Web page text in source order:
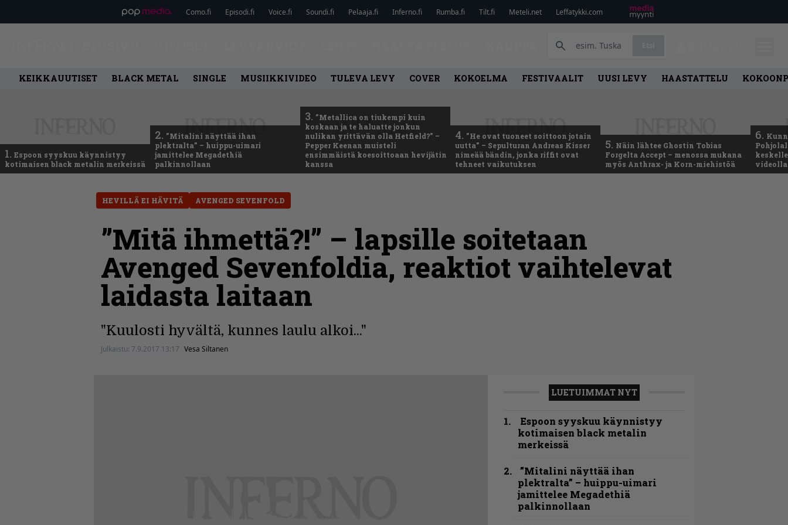
Como.fi Episodi.fi Voice.fi Soundi.fi Pelaaja.fi Inferno.fi Rumba.fi Tilt.fi Meteli.net Leffatykki.com
KEIKKAUUTISET BLACK METAL SINGLE MUSIIKKIVIDEO TULEVA LEVY COVER KOKOELMA FESTIVAALIT UUSI LEVY HAASTATTELU
1. Espoon syyskuu käynnistyy
kotimaisen black metalin merkeissä
2. ”Mitalini näyttää ihan
plektralta” – huippu-uimari
jamittelee Megadethiä
palkinnollaan
3. ”Metallica on tiukempi kuin
koskaan ja te haluatte jonkun
nulikan yrittävän olla Hetfield?” –
Pepper Keenan muisteli
ensimmäistä koesoittoaan hevijätin
kanssa
4. ”He ovat tuoneet soittoon jotain
uutta” – Sepulturan Andreas Kisser
nimeää bändin, jonka riffit ovat
tehneet vaikutuksen
5. Näin lähtee Ghostin Tobias
Forgelta Accept – menossa mukana
myös Anthrax- ja Korn-miehistöä
6.
HEVILLÄ EI HÄVITÄ AVENGED SEVENFOLD
”Mitä ihmettä?!” – lapsille soitetaan
Avenged Sevenfoldia, reaktiot vaihtelevat
laidasta laitaan
"Kuulosti hyvältä, kunnes laulu alkoi..."
Julkaistu: 7.9.2017 13:17 Vesa Siltanen
LUETUIMMAT NYT
Espoon syyskuu käynnistyy
kotimaisen black metalin
merkeissä
”Mitalini näyttää ihan
plektralta” – huippu-uimari
jamittelee Megadethiä
palkinnollaan